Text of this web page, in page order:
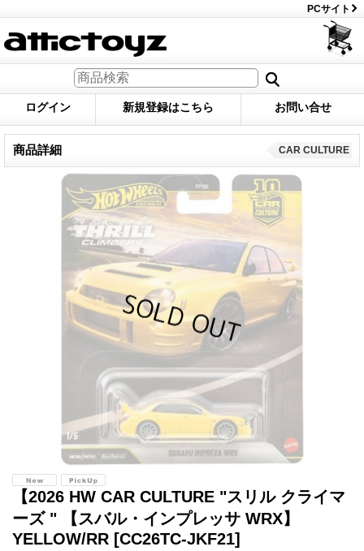
PCサイト
ログイン 新規登録はこちら お問い合せ
商品詳細 CAR CULTURE
【2026 HW CAR CULTURE "スリル クライマ
ーズ " 【スバル・インプレッサ WRX】
YELLOW/RR [CC26TC-JKF21]